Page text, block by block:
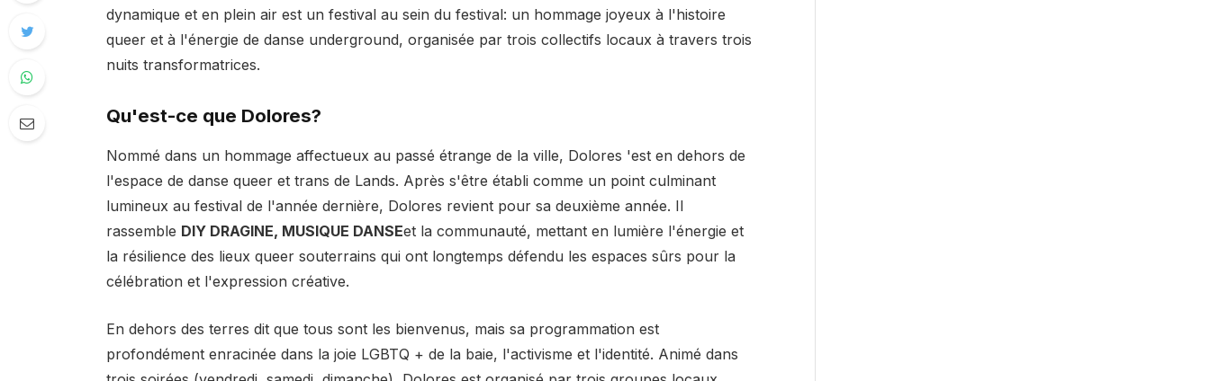
dynamique et en plein air est un festival au sein du festival: un hommage joyeux à l'histoire
queer et à l'énergie de danse underground, organisée par trois collectifs locaux à travers trois
nuits transformatrices.
Qu'est-ce que Dolores?
Nommé dans un hommage affectueux au passé étrange de la ville, Dolores 'est en dehors de
l'espace de danse queer et trans de Lands. Après s'être établi comme un point culminant
lumineux au festival de l'année dernière, Dolores revient pour sa deuxième année. Il
rassemble DIY DRAGINE, MUSIQUE DANSEet la communauté, mettant en lumière l'énergie et
la résilience des lieux queer souterrains qui ont longtemps défendu les espaces sûrs pour la
célébration et l'expression créative.
En dehors des terres dit que tous sont les bienvenus, mais sa programmation est
profondément enracinée dans la joie LGBTQ + de la baie, l'activisme et l'identité. Animé dans